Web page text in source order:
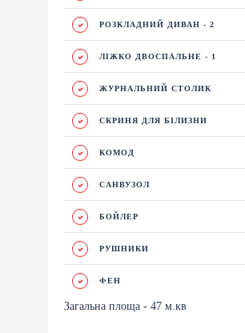
РОЗКЛАДНИЙ ДИВАН - 2
ЛІЖКО ДВОСПАЛЬНЕ - 1
ЖУРНАЛЬНИЙ СТОЛИК
СКРИНЯ ДЛЯ БІЛИЗНИ
КОМОД
САНВУЗОЛ
БОЙЛЕР
РУШНИКИ
ФЕН
Загальна площа - 47 м.кв